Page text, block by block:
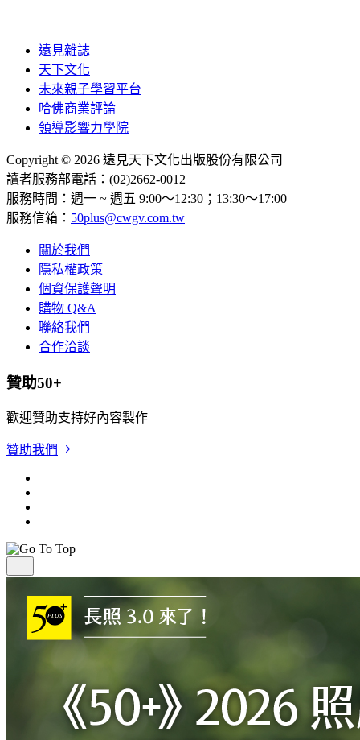
遠見雜誌
天下文化
未來親子學習平台
哈佛商業評論
領導影響力學院
Copyright © 2026 遠見天下文化出版股份有限公司
讀者服務部電話：(02)2662-0012
服務時間：週一 ~ 週五 9:00～12:30；13:30～17:00
服務信箱： 50plus@cwgv.com.tw
關於我們
隱私權政策
個資保護聲明
購物 Q&A
聯絡我們
合作洽談
贊助50+
歡迎贊助支持好內容製作
贊助我們